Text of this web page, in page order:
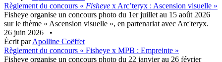
Règlement du concours « Fisheye x Arc’teryx : Ascension visuelle »
Fisheye organise un concours photo du 1er juillet au 15 août 2026
sur le thème « Ascension visuelle », en partenariat avec Arc'teryx.
26 juin 2026
•
Écrit parApolline Coëffet
Règlement du concours « Fisheye x MPB : Empreinte »
Fisheye organise un concours photo du 22 janvier au 26 février